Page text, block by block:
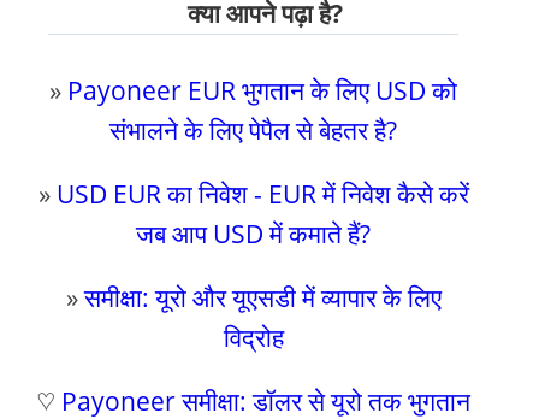
क्या आपने पढ़ा है?
» Payoneer EUR भुगतान के लिए USD को
संभालने के लिए पेपैल से बेहतर है?
» USD EUR का निवेश - EUR में निवेश कैसे करें
जब आप USD में कमाते हैं?
»समीक्षा: यूरो और यूएसडी में व्यापार के लिए
विद्रोह
♡ Payoneer समीक्षा: डॉलर से यूरो तक भुगतान